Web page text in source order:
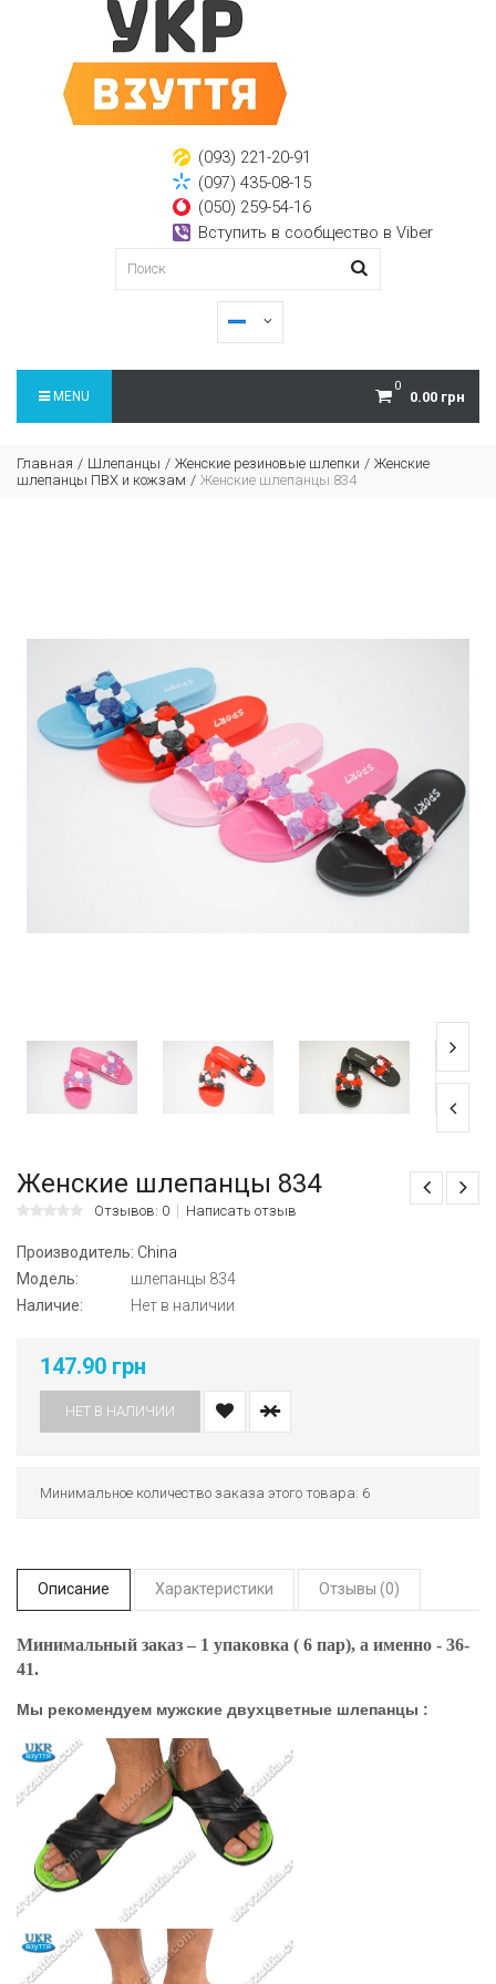
(093) 221-20-91
(097) 435-08-15
(050) 259-54-16
Вступить в сообщество в Viber
0
0.00 грн
MENU
Главная Шлепанцы Женские резиновые шлепки
Женские
шлепанцы ПВХ и кожзам
Женские шлепанцы 834
Женские шлепанцы 834
Отзывов: 0 Написать отзыв
Производитель: China
Модель:
шлепанцы 834
Наличие:
Нет в наличии
147.90 грн
НЕТ В НАЛИЧИИ
Минимальное количество заказа этого товара: 6
Описание Характеристики Отзывы (0)
Минимальный заказ – 1 упаковка ( 6 пар), а именно - 36-
41.
Мы рекомендуем мужские двухцветные шлепанцы :